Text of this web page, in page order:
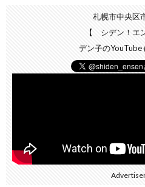
札幌市中央区
【 シデン！エ
デン子のYouTube